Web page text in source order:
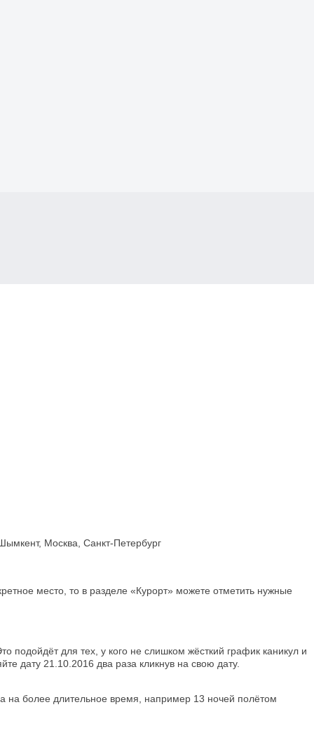
Москва, Санкт-Петербург
место, то в разделе «Курорт» можете отметить нужные
подойдёт для тех, у кого не слишком жёсткий график каникул и
дату 21.10.2016 два раза кликнув на свою дату.
на более длительное время, например 13 ночей полётом